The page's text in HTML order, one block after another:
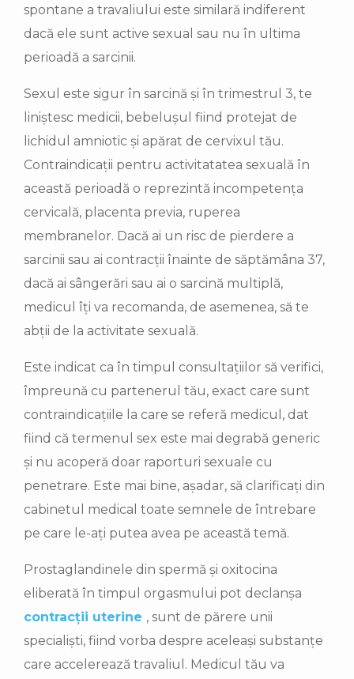
spontane a travaliului este similară indiferent
dacă ele sunt active sexual sau nu în ultima
perioadă a sarcinii.
Sexul este sigur în sarcină și în trimestrul 3, te
liniștesc medicii, bebelușul fiind protejat de
lichidul amniotic și apărat de cervixul tău.
Contraindicații pentru activitatatea sexuală în
această perioadă o reprezintă incompetența
cervicală, placenta previa, ruperea
membranelor. Dacă ai un risc de pierdere a
sarcinii sau ai contracții înainte de săptămâna 37,
dacă ai sângerări sau ai o sarcină multiplă,
medicul îți va recomanda, de asemenea, să te
abții de la activitate sexuală.
Este indicat ca în timpul consultațiilor să verifici,
împreună cu partenerul tău, exact care sunt
contraindicațiile la care se referă medicul, dat
fiind că termenul sex este mai degrabă generic
și nu acoperă doar raporturi sexuale cu
penetrare. Este mai bine, așadar, să clarificați din
cabinetul medical toate semnele de întrebare
pe care le-ați putea avea pe această temă.
Prostaglandinele din spermă și oxitocina
eliberată în timpul orgasmului pot declanșa
contracții uterine , sunt de părere unii
specialiști, fiind vorba despre aceleași substanțe
care accelerează travaliul. Medicul tău va